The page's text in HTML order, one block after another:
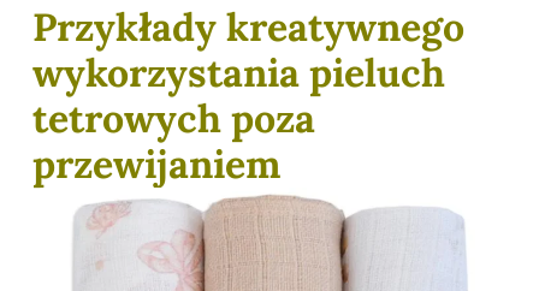
Przykłady kreatywnego
wykorzystania pieluch
tetrowych poza
przewijaniem